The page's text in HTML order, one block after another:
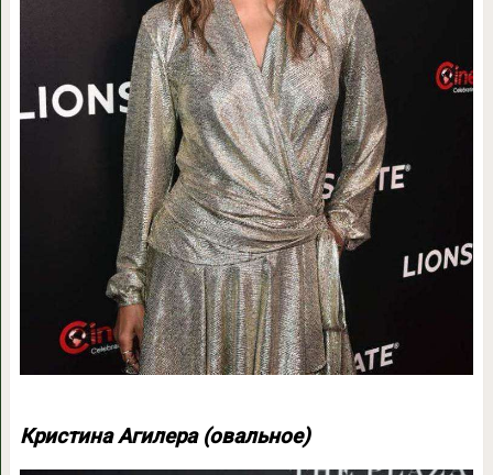
Кристина Агилера (овальное)